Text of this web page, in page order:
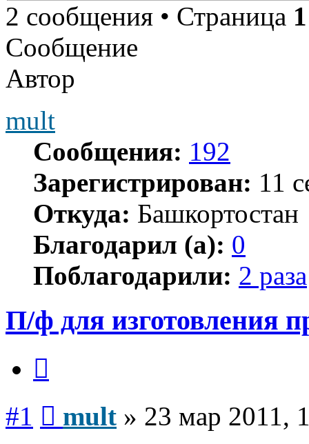
2 сообщения • Страница 1
Сообщение
Автор
mult
Сообщения: 192
Зарегистрирован: 11
Откуда: Башкортостан
Благодарил (а): 0
Поблагодарили: 2 раза
П/ф для изготовления
#1 mult » 23 мар 2011,